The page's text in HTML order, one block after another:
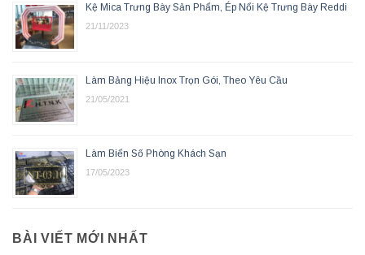
Kệ Mica Trưng Bày Sản Phẩm, Ép Nổi Kệ Trưng Bày Reddi
21/11/2023
Làm Bảng Hiệu Inox Trọn Gói, Theo Yêu Cầu
21/05/2021
Làm Biển Số Phòng Khách Sạn
17/05/2023
BÀI VIẾT MỚI NHẤT